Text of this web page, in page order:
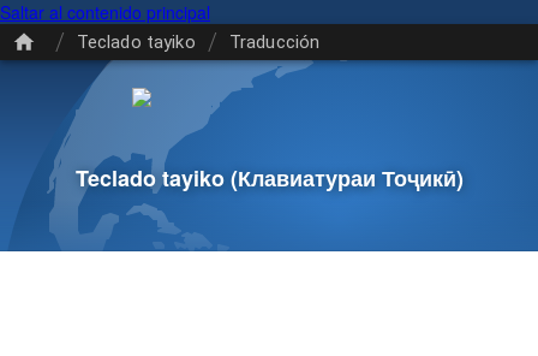
Saltar al contenido principal
/ Teclado tayiko / Traducción
Teclado tayiko(Клавиатураи Тоҷикӣ)